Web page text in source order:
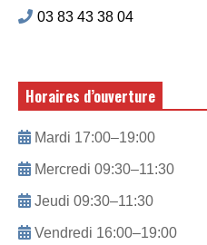
03 83 43 38 04
Horaires d’ouverture
Mardi 17:00–19:00
Mercredi 09:30–11:30
Jeudi 09:30–11:30
Vendredi 16:00–19:00